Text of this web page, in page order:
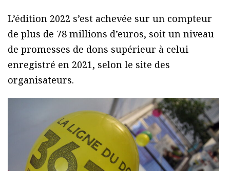
L’édition 2022 s’est achevée sur un compteur
de plus de 78 millions d’euros, soit un niveau
de promesses de dons supérieur à celui
enregistré en 2021, selon le site des
organisateurs.